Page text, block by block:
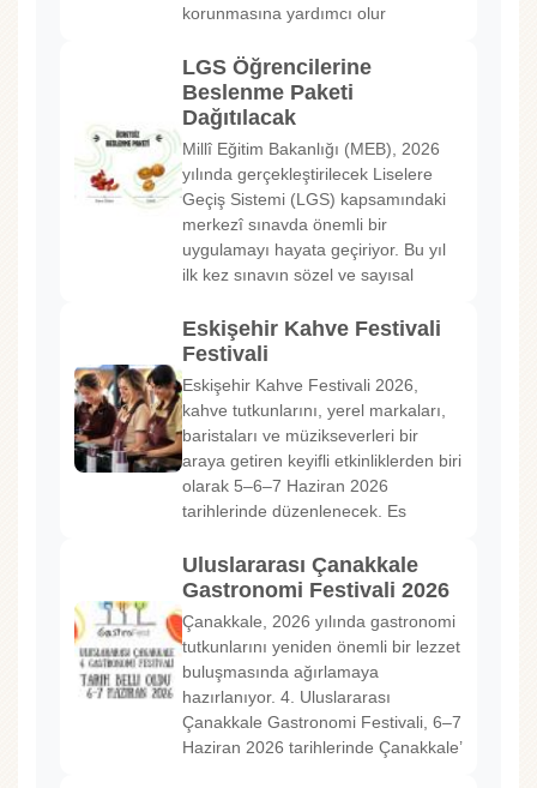
korunmasına yardımcı olur
LGS Öğrencilerine
Beslenme Paketi
Dağıtılacak
Millî Eğitim Bakanlığı (MEB), 2026
yılında gerçekleştirilecek Liselere
Geçiş Sistemi (LGS) kapsamındaki
merkezî sınavda önemli bir
uygulamayı hayata geçiriyor. Bu yıl
ilk kez sınavın sözel ve sayısal
Eskişehir Kahve Festivali
Festivali
Eskişehir Kahve Festivali 2026,
kahve tutkunlarını, yerel markaları,
baristaları ve müzikseverleri bir
araya getiren keyifli etkinliklerden biri
olarak 5–6–7 Haziran 2026
tarihlerinde düzenlenecek. Es
Uluslararası Çanakkale
Gastronomi Festivali 2026
Çanakkale, 2026 yılında gastronomi
tutkunlarını yeniden önemli bir lezzet
buluşmasında ağırlamaya
hazırlanıyor. 4. Uluslararası
Çanakkale Gastronomi Festivali, 6–7
Haziran 2026 tarihlerinde Çanakkale’